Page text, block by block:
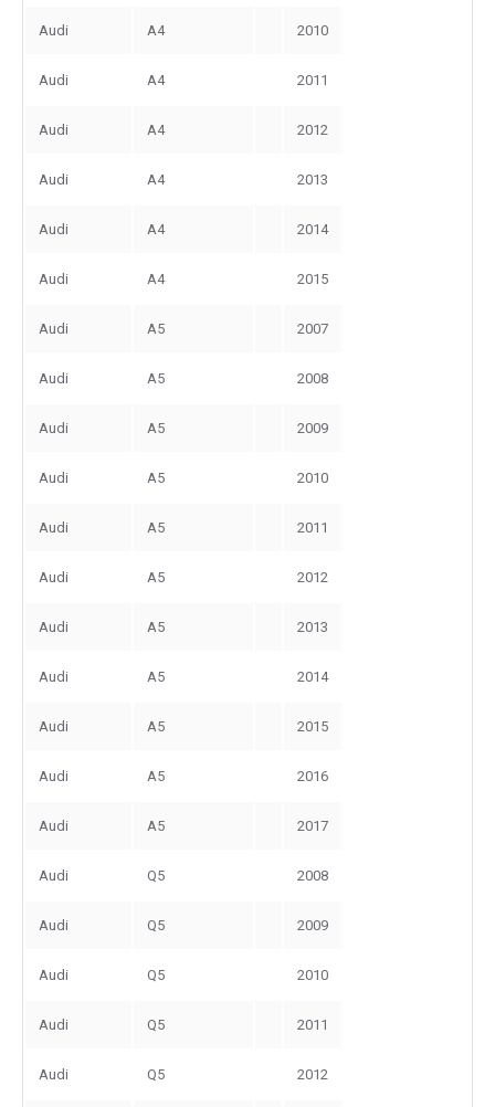
Audi A4 2010
Audi A4 2011
Audi A4 2012
Audi A4 2013
Audi A4 2014
Audi A4 2015
Audi A5 2007
Audi A5 2008
Audi A5 2009
Audi A5 2010
Audi A5 2011
Audi A5 2012
Audi A5 2013
Audi A5 2014
Audi A5 2015
Audi A5 2016
Audi A5 2017
Audi Q5 2008
Audi Q5 2009
Audi Q5 2010
Audi Q5 2011
Audi Q5 2012